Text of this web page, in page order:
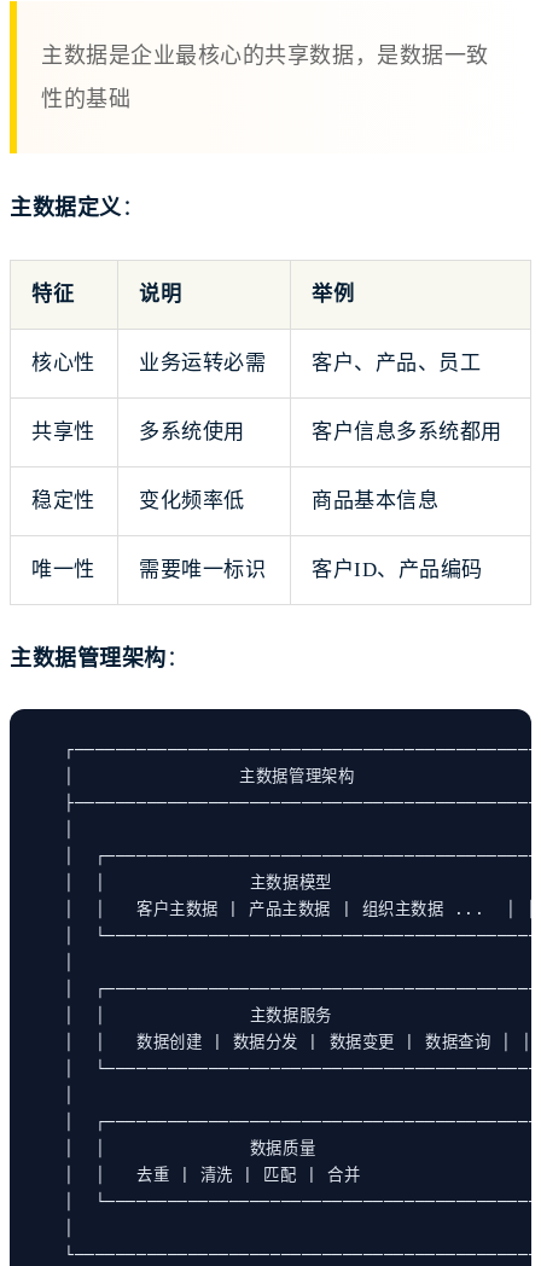
主数据是企业最核心的共享数据，是数据一致
性的基础
主数据定义 ：
特征 说明 举例
核心性 业务运转必需 客户、产品、员工
共享性 多系统使用 客户信息多系统都用
稳定性 变化频率低 商品基本信息
唯一性 需要唯一标识 客户ID、产品编码
主数据管理架构 ：
│                主数据管理架构
│
│  │              主数据模型
│  │   客户主数据 | 产品主数据 | 组织主数据 ...  │ │
│
│
│  │              主数据服务
│  │   数据创建 | 数据分发 | 数据变更 | 数据查询 │ │
│
│
│  │              数据质量
│  │   去重 | 清洗 | 匹配 | 合并
│